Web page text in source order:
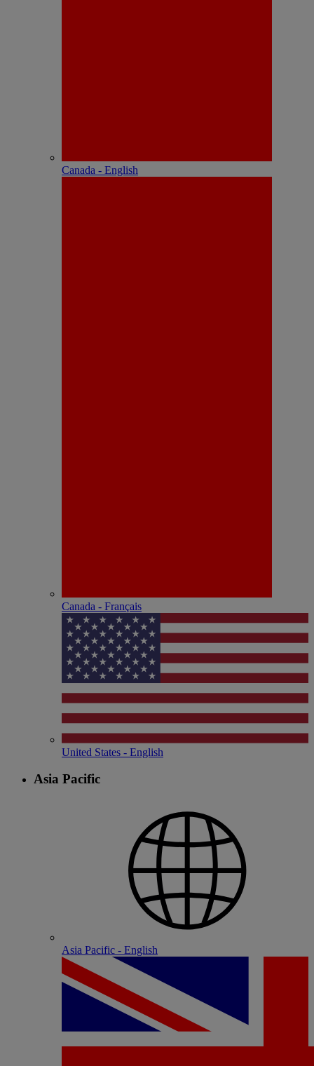
Canada - English
Canada - Français
United States - English
Asia Pacific
Asia Pacific - English